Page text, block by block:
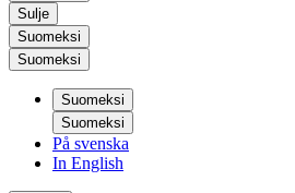
Sulje
Suomeksi
Suomeksi
Suomeksi
Suomeksi
På svenska
In English